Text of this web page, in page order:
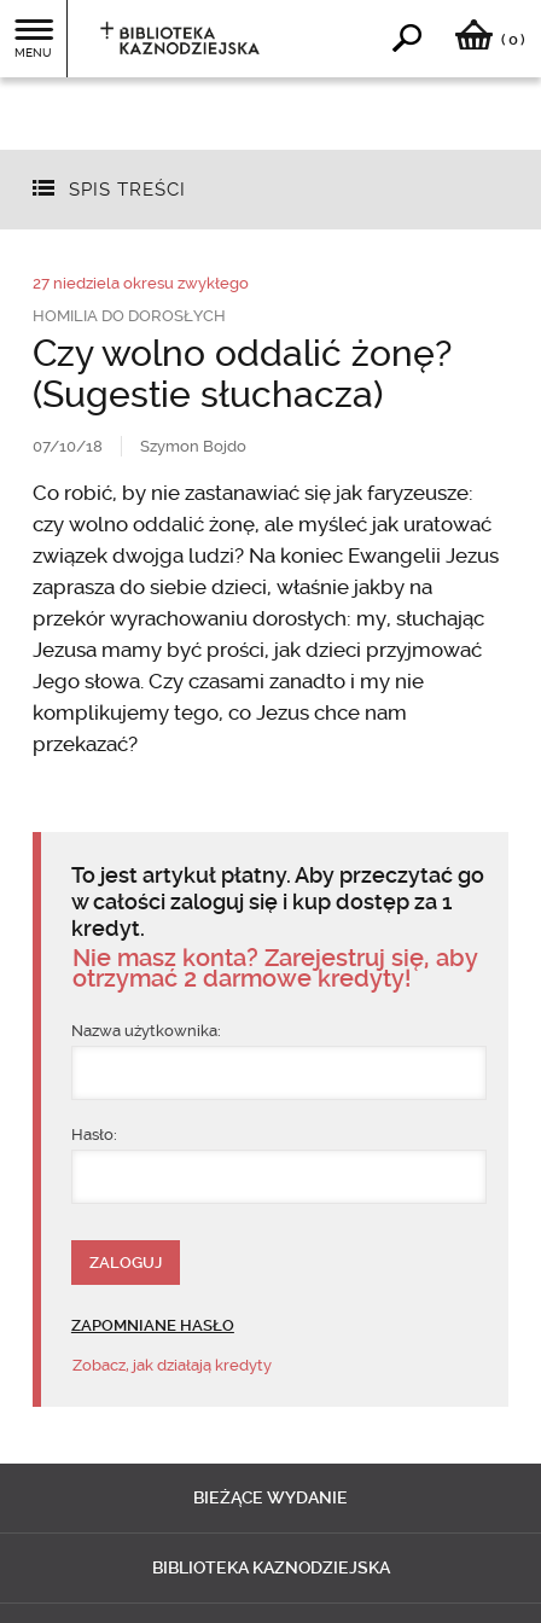
MENU
( 0)
SPIS TREŚCI
27 niedziela okresu zwykłego
HOMILIA DO DOROSŁYCH
Czy wolno oddalić żonę?
(Sugestie słuchacza)
07/10/18 Szymon Bojdo
Co robić, by nie zastanawiać się jak faryzeusze:
czy wolno oddalić żonę, ale myśleć jak uratować
związek dwojga ludzi? Na koniec Ewangelii Jezus
zaprasza do siebie dzieci, właśnie jakby na
przekór wyrachowaniu dorosłych: my, słuchając
Jezusa mamy być prości, jak dzieci przyjmować
Jego słowa. Czy czasami zanadto i my nie
komplikujemy tego, co Jezus chce nam
przekazać?
To jest artykuł płatny. Aby przeczytać go
w całości zaloguj się i kup dostęp za 1
kredyt.
Nie masz konta? Zarejestruj się, aby
otrzymać 2 darmowe kredyty!
Nazwa użytkownika:
Hasło:
ZAPOMNIANE HASŁO
Zobacz, jak działają kredyty
BIEŻĄCE WYDANIE
BIBLIOTEKA KAZNODZIEJSKA